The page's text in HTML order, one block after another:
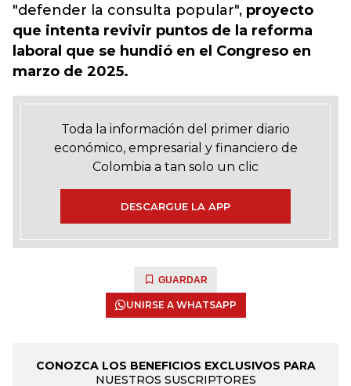
"defender la consulta popular", proyecto
que intenta revivir puntos de la reforma
laboral que se hundió en el Congreso en
marzo de 2025.
Toda la información del primer diario
económico, empresarial y financiero de
Colombia a tan solo un clic
DESCARGUE LA APP
GUARDAR
UNIRSE A WHATSAPP
CONOZCA LOS BENEFICIOS EXCLUSIVOS PARA
NUESTROS SUSCRIPTORES